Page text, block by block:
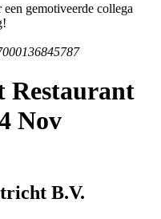
gemotiveerde collega
Restaurant
Nov
B.V.